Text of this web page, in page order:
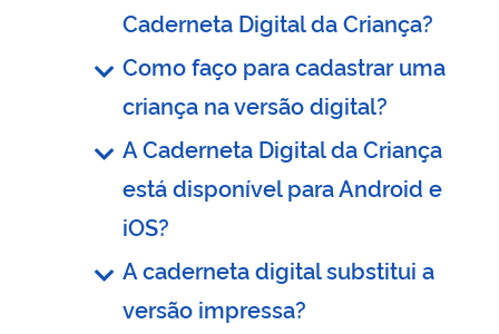
Caderneta Digital da Criança?
Como faço para cadastrar uma
criança na versão digital?
A Caderneta Digital da Criança
está disponível para Android e
iOS?
A caderneta digital substitui a
versão impressa?